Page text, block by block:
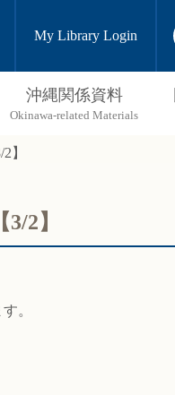
My Library Login
沖縄関係資料
】
2】
。